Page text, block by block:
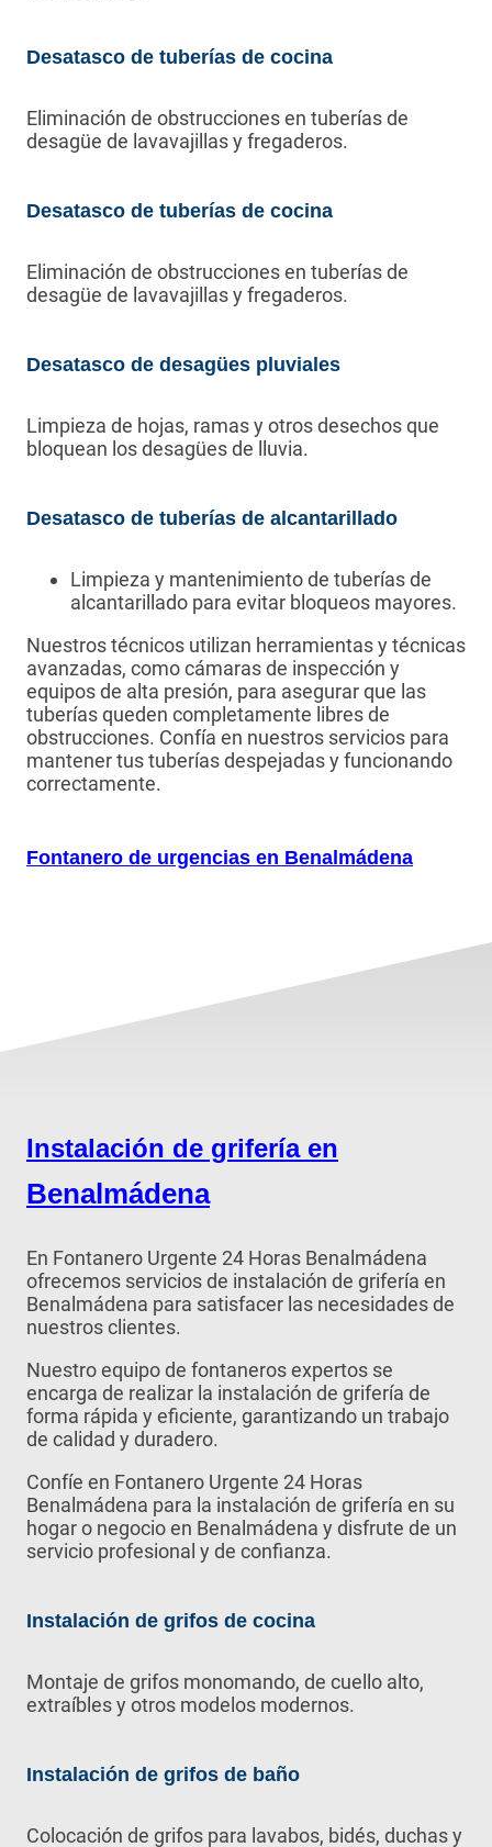
Desatasco de tuberías de cocina
Eliminación de obstrucciones en tuberías de
desagüe de lavavajillas y fregaderos.
Desatasco de tuberías de cocina
Eliminación de obstrucciones en tuberías de
desagüe de lavavajillas y fregaderos.
Desatasco de desagües pluviales
Limpieza de hojas, ramas y otros desechos que
bloquean los desagües de lluvia.
Desatasco de tuberías de alcantarillado
Limpieza y mantenimiento de tuberías de
alcantarillado para evitar bloqueos mayores.
Nuestros técnicos utilizan herramientas y técnicas
avanzadas, como cámaras de inspección y
equipos de alta presión, para asegurar que las
tuberías queden completamente libres de
obstrucciones. Confía en nuestros servicios para
mantener tus tuberías despejadas y funcionando
correctamente.
Fontanero de urgencias en Benalmádena
Instalación de grifería en
Benalmádena
En Fontanero Urgente 24 Horas Benalmádena
ofrecemos servicios de instalación de grifería en
Benalmádena para satisfacer las necesidades de
nuestros clientes.
Nuestro equipo de fontaneros expertos se
encarga de realizar la instalación de grifería de
forma rápida y eficiente, garantizando un trabajo
de calidad y duradero.
Confíe en Fontanero Urgente 24 Horas
Benalmádena para la instalación de grifería en su
hogar o negocio en Benalmádena y disfrute de un
servicio profesional y de confianza.
Instalación de grifos de cocina
Montaje de grifos monomando, de cuello alto,
extraíbles y otros modelos modernos.
Instalación de grifos de baño
Colocación de grifos para lavabos, bidés, duchas y